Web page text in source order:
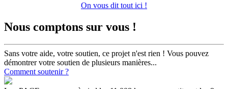
On vous dit tout ici !
Nous comptons sur vous !
Sans votre aide, votre soutien, ce projet n'est rien ! Vous pouvez
démontrer votre soutien de plusieurs manières...
Comment soutenir ?